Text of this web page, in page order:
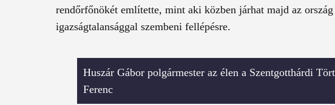
rendőrfőnökét említette, mint aki közben járhat majd az
igazságtalansággal szembeni fellépésre.
Huszár Gábor polgármester az élen a Szentgotthárdi
Ferenc